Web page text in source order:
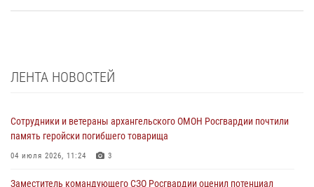
ЛЕНТА НОВОСТЕЙ
Сотрудники и ветераны архангельского ОМОН Росгвардии почтили
память геройски погибшего товарища
04 июля 2026, 11:24 3
Заместитель командующего СЗО Росгвардии оценил потенциал